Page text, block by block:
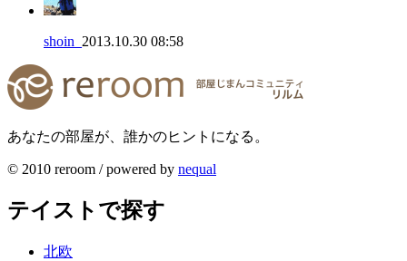
shoin_ 2013.10.30 08:58
あなたの部屋が、誰かのヒントになる。
© 2010 reroom / powered by nequal
テイストで探す
北欧